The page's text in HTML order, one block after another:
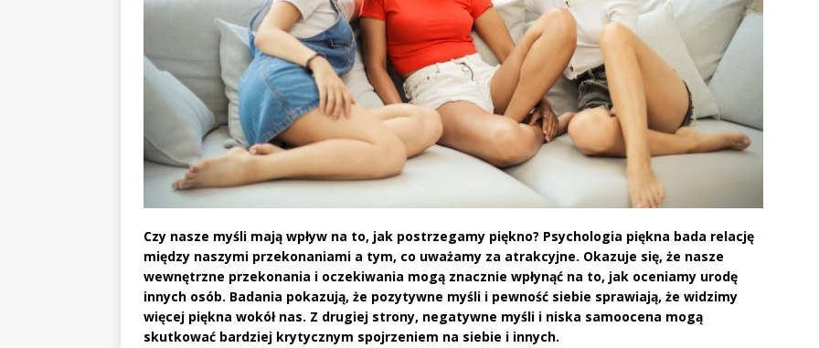
Czy nasze myśli mają wpływ na to, jak postrzegamy piękno? Psychologia piękna bada relację
między naszymi przekonaniami a tym, co uważamy za atrakcyjne. Okazuje się, że nasze
wewnętrzne przekonania i oczekiwania mogą znacznie wpłynąć na to, jak oceniamy urodę
innych osób. Badania pokazują, że pozytywne myśli i pewność siebie sprawiają, że widzimy
więcej piękna wokół nas. Z drugiej strony, negatywne myśli i niska samoocena mogą
skutkować bardziej krytycznym spojrzeniem na siebie i innych.